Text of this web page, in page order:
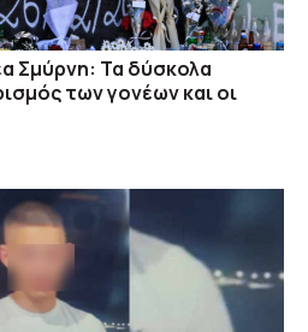
Σμύρνη: Τα δύσκολα
των γονέων και οι